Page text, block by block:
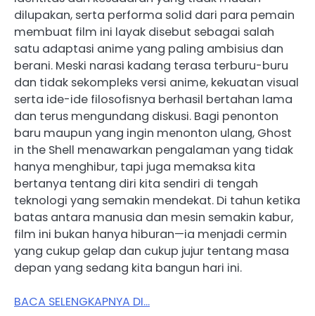
dilupakan, serta performa solid dari para pemain
membuat film ini layak disebut sebagai salah
satu adaptasi anime yang paling ambisius dan
berani. Meski narasi kadang terasa terburu-buru
dan tidak sekompleks versi anime, kekuatan visual
serta ide-ide filosofisnya berhasil bertahan lama
dan terus mengundang diskusi. Bagi penonton
baru maupun yang ingin menonton ulang, Ghost
in the Shell menawarkan pengalaman yang tidak
hanya menghibur, tapi juga memaksa kita
bertanya tentang diri kita sendiri di tengah
teknologi yang semakin mendekat. Di tahun ketika
batas antara manusia dan mesin semakin kabur,
film ini bukan hanya hiburan—ia menjadi cermin
yang cukup gelap dan cukup jujur tentang masa
depan yang sedang kita bangun hari ini.
BACA SELENGKAPNYA DI…